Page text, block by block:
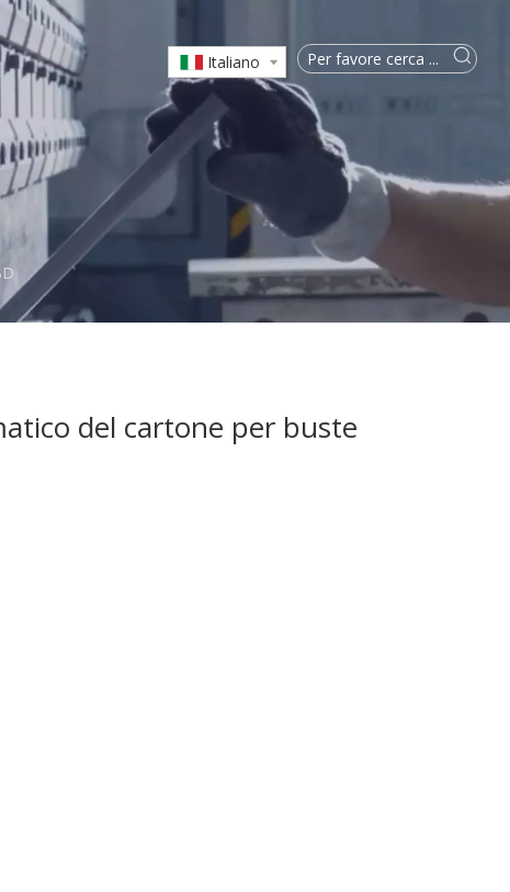
Italiano
del cartone per buste